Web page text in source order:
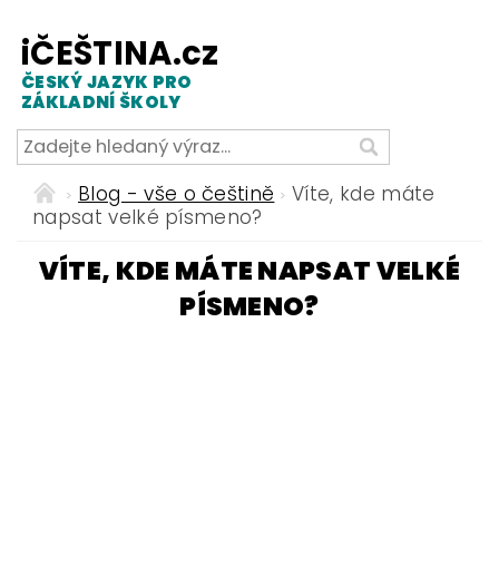
iČEŠTINA.cz
ČESKÝ JAZYK PRO
ZÁKLADNÍ ŠKOLY
Blog - vše o češtině
Víte, kde máte
napsat velké písmeno?
VÍTE, KDE MÁTE NAPSAT VELKÉ
PÍSMENO?